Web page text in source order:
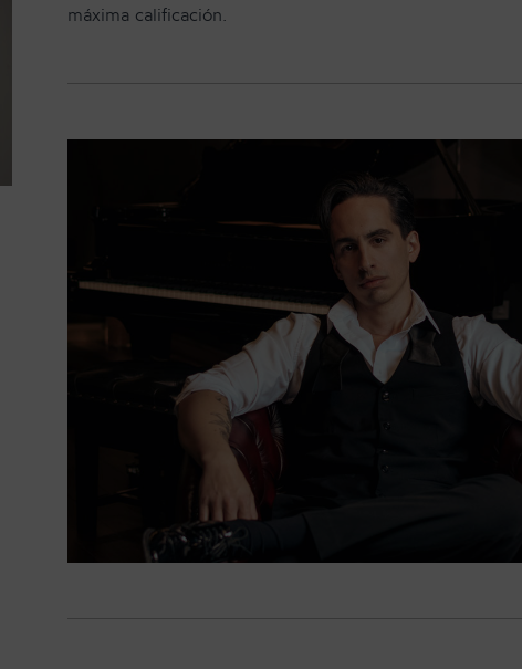
máxima calificación.